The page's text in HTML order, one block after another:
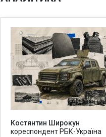
Костянтин Широкун
кореспондент РБК-Україна